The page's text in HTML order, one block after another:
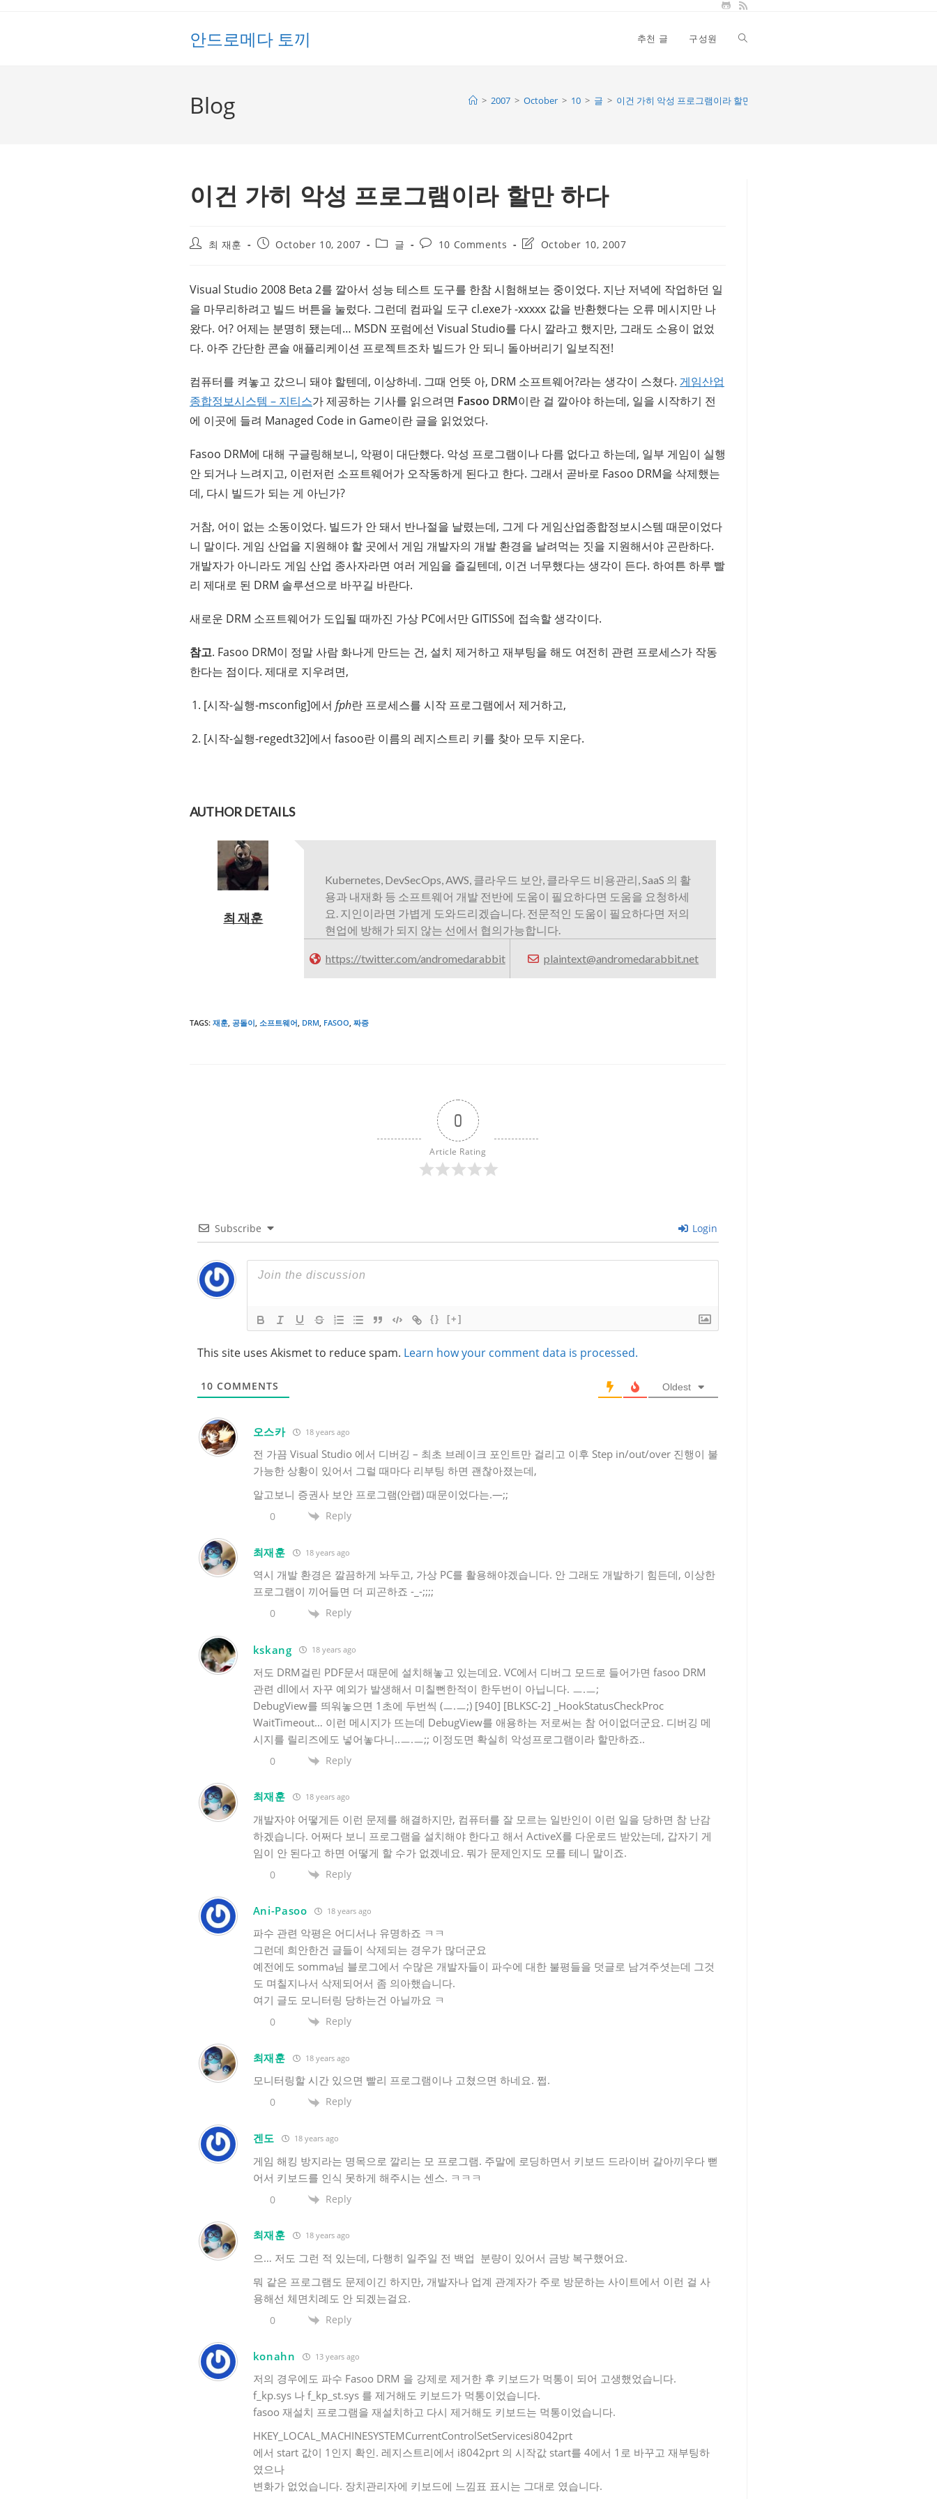
안드로메다 토끼 추천 글 구성원 Toggle
Blog > 2007 > October > 10 > 글 > 이건 가히 악성 프로그램이라 할만 하다
이건 가히 악성 프로그램이라 할만 하다
Post최 재훈
PostOctober 10, 2007
Post글
Post10 Comments
PostOctober 10, 2007
Visual Studio 2008 Beta 2를 깔아서 성능 테스트 도구를 한참 시험해보는 중이었다. 지난 저녁에 작업하던 일
을 마무리하려고 빌드 버튼을 눌렀다. 그런데 컴파일 도구 cl.exe가 -xxxxx 값을 반환했다는 오류 메시지만 나
왔다. 어? 어제는 분명히 됐는데… MSDN 포럼에선 Visual Studio를 다시 깔라고 했지만, 그래도 소용이 없었
다. 아주 간단한 콘솔 애플리케이션 프로젝트조차 빌드가 안 되니 돌아버리기 일보직전!
컴퓨터를 켜놓고 갔으니 돼야 할텐데, 이상하네. 그때 언뜻 아, DRM 소프트웨어?라는 생각이 스쳤다. 게임산업
종합정보시스템 – 지티스가 제공하는 기사를 읽으려면 Fasoo DRM이란 걸 깔아야 하는데, 일을 시작하기 전
에 이곳에 들려 Managed Code in Game이란 글을 읽었었다.
Fasoo DRM에 대해 구글링해보니, 악평이 대단했다. 악성 프로그램이나 다름 없다고 하는데, 일부 게임이 실행
안 되거나 느려지고, 이런저런 소프트웨어가 오작동하게 된다고 한다. 그래서 곧바로 Fasoo DRM을 삭제했는
데, 다시 빌드가 되는 게 아닌가?
거참, 어이 없는 소동이었다. 빌드가 안 돼서 반나절을 날렸는데, 그게 다 게임산업종합정보시스템 때문이었다
니 말이다. 게임 산업을 지원해야 할 곳에서 게임 개발자의 개발 환경을 날려먹는 짓을 지원해서야 곤란하다.
개발자가 아니라도 게임 산업 종사자라면 여러 게임을 즐길텐데, 이건 너무했다는 생각이 든다. 하여튼 하루 빨
리 제대로 된 DRM 솔루션으로 바꾸길 바란다.
새로운 DRM 소프트웨어가 도입될 때까진 가상 PC에서만 GITISS에 접속할 생각이다.
참고. Fasoo DRM이 정말 사람 화나게 만드는 건, 설치 제거하고 재부팅을 해도 여전히 관련 프로세스가 작동
한다는 점이다. 제대로 지우려면,
[시작-실행-msconfig]에서 fph란 프로세스를 시작 프로그램에서 제거하고,
[시작-실행-regedt32]에서 fasoo란 이름의 레지스트리 키를 찾아 모두 지운다.
AUTHOR DETAILS
최 재훈
Kubernetes, DevSecOps, AWS, 클라우드 보안, 클라우드 비용관리, SaaS 의 활
용과 내재화 등 소프트웨어 개발 전반에 도움이 필요하다면 도움을 요청하세
요. 지인이라면 가볍게 도와드리겠습니다. 전문적인 도움이 필요하다면 저의
현업에 방해가 되지 않는 선에서 협의가능합니다.
https://twitter.com/andromedarabbit plaintext@andromedarabbit.net
TAGS: 재훈, 공돌이, 소프트웨어, DRM, FASOO, 짜증
0
Article Rating
Subscribe Login
{} [+]
This site uses Akismet to reduce spam. Learn how your comment data is processed.
10 COMMENTS Oldest
오스카 18 years ago
전 가끔 Visual Studio 에서 디버깅 – 최초 브레이크 포인트만 걸리고 이후 Step in/out/over 진행이 불
가능한 상황이 있어서 그럴 때마다 리부팅 하면 괜찮아졌는데,
알고보니 증권사 보안 프로그램(안랩) 때문이었다는.—;;
0 Reply
최재훈 18 years ago
역시 개발 환경은 깔끔하게 놔두고, 가상 PC를 활용해야겠습니다. 안 그래도 개발하기 힘든데, 이상한
프로그램이 끼어들면 더 피곤하죠 -_-;;;;
0 Reply
kskang 18 years ago
저도 DRM걸린 PDF문서 때문에 설치해놓고 있는데요. VC에서 디버그 모드로 들어가면 fasoo DRM
관련 dll에서 자꾸 예외가 발생해서 미칠뻔한적이 한두번이 아닙니다. ㅡ.ㅡ;
DebugView를 띄워놓으면 1초에 두번씩 (ㅡ.ㅡ;) [940] [BLKSC-2] _HookStatusCheckProc
WaitTimeout… 이런 메시지가 뜨는데 DebugView를 애용하는 저로써는 참 어이없더군요. 디버깅 메
시지를 릴리즈에도 넣어놓다니..ㅡ.ㅡ;; 이정도면 확실히 악성프로그램이라 할만하죠..
0 Reply
최재훈 18 years ago
개발자야 어떻게든 이런 문제를 해결하지만, 컴퓨터를 잘 모르는 일반인이 이런 일을 당하면 참 난감
하겠습니다. 어쩌다 보니 프로그램을 설치해야 한다고 해서 ActiveX를 다운로드 받았는데, 갑자기 게
임이 안 된다고 하면 어떻게 할 수가 없겠네요. 뭐가 문제인지도 모를 테니 말이죠.
0 Reply
Ani-Pasoo 18 years ago
파수 관련 악평은 어디서나 유명하죠 ㅋㅋ
그런데 희안한건 글들이 삭제되는 경우가 많더군요
예전에도 somma님 블로그에서 수많은 개발자들이 파수에 대한 불평들을 덧글로 남겨주셧는데 그것
도 며칠지나서 삭제되어서 좀 의아했습니다.
여기 글도 모니터링 당하는건 아닐까요 ㅋ
0 Reply
최재훈 18 years ago
모니터링할 시간 있으면 빨리 프로그램이나 고쳤으면 하네요. 쩝.
0 Reply
겐도 18 years ago
게임 해킹 방지라는 명목으로 깔리는 모 프로그램. 주말에 로딩하면서 키보드 드라이버 갈아끼우다 뻗
어서 키보드를 인식 못하게 해주시는 센스. ㅋㅋㅋ
0 Reply
최재훈 18 years ago
으… 저도 그런 적 있는데, 다행히 일주일 전 백업 분량이 있어서 금방 복구했어요.
뭐 같은 프로그램도 문제이긴 하지만, 개발자나 업계 관계자가 주로 방문하는 사이트에서 이런 걸 사
용해선 체면치례도 안 되겠는걸요.
0 Reply
konahn 13 years ago
저의 경우에도 파수 Fasoo DRM 을 강제로 제거한 후 키보드가 먹통이 되어 고생했었습니다.
f_kp.sys 나 f_kp_st.sys 를 제거해도 키보드가 먹통이었습니다.
fasoo 재설치 프로그램을 재설치하고 다시 제거해도 키보드는 먹통이었습니다.
HKEY_LOCAL_MACHINESYSTEMCurrentControlSetServicesi8042prt
에서 start 값이 1인지 확인. 레지스트리에서 i8042prt 의 시작값 start를 4에서 1로 바꾸고 재부팅하
였으나
변화가 없었습니다. 장치관리자에 키보드에 느낌표 표시는 그대로 였습니다.